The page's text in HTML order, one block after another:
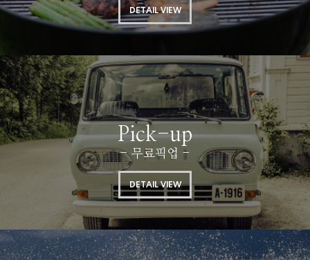
DETAIL VIEW
Pick-up
- 무료픽업 -
DETAIL VIEW